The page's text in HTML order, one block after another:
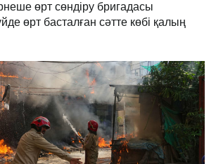
өрт сөндіру бригадасы
өрт басталған сәтте көбі қалың